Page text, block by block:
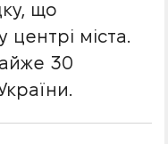
що
міста.
30